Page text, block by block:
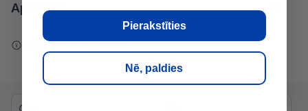
Apraksts
Ziņot par kļūdu saturā
Pierakstīties
Nē, paldies